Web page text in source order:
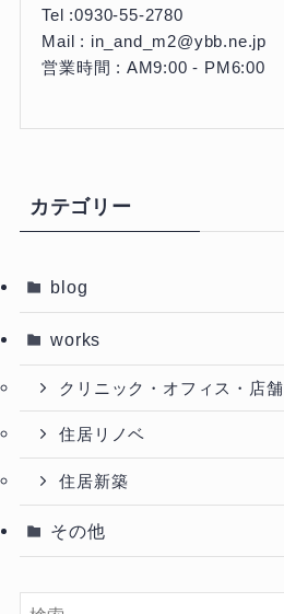
Tel :0930-55-2780
Mail : in_and_m2@ybb.ne.jp
営業時間 : AM9:00 - PM6:00
カテゴリー
blog
works
クリニック・オフィス・店舗
住居リノベ
住居新築
その他